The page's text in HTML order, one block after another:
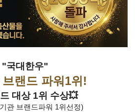
"국대한우"
랜드 파워1위!
대상 1위 수상💥
관 브랜드파워 1위선정)